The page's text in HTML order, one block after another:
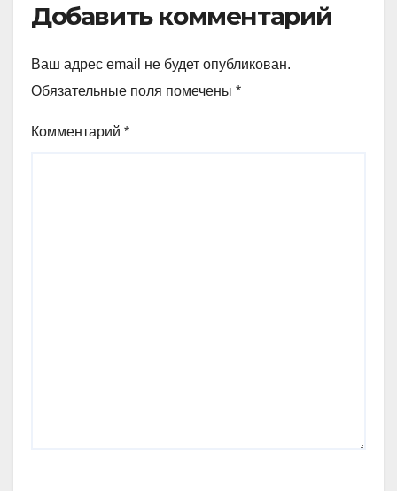
Добавить комментарий
Ваш адрес email не будет опубликован.
Обязательные поля помечены *
Комментарий *